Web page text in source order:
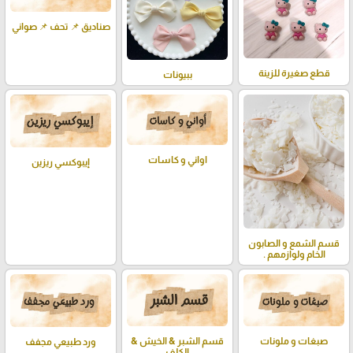
قطع صغيرة للزينة ببيونات
صناديق 📌 تحف 📌 صواني
قسم الشمع و الصابون
الخام ولوازمهم .
اواني و كاسات إيبوكسي ريزين
صبغات و ملونات
قسم الشبر & الخيش &
ورد طبيعي مجفف